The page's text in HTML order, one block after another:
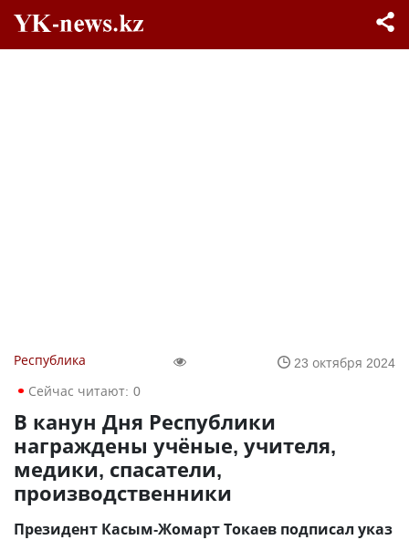
Республика
23 октября 2024
Сейчас читают: 0
В канун Дня Республики
награждены учёные, учителя,
медики, спасатели,
производственники
Президент Касым-Жомарт Токаев подписал указ